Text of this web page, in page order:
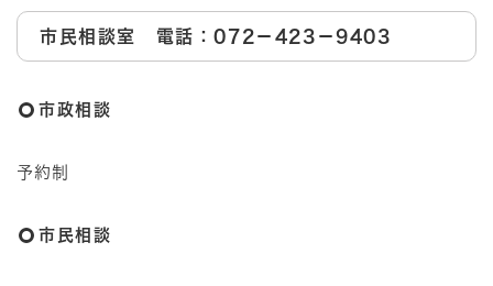
​市民相談室 電話：072－423－9403
市政相談
予約制
市民相談